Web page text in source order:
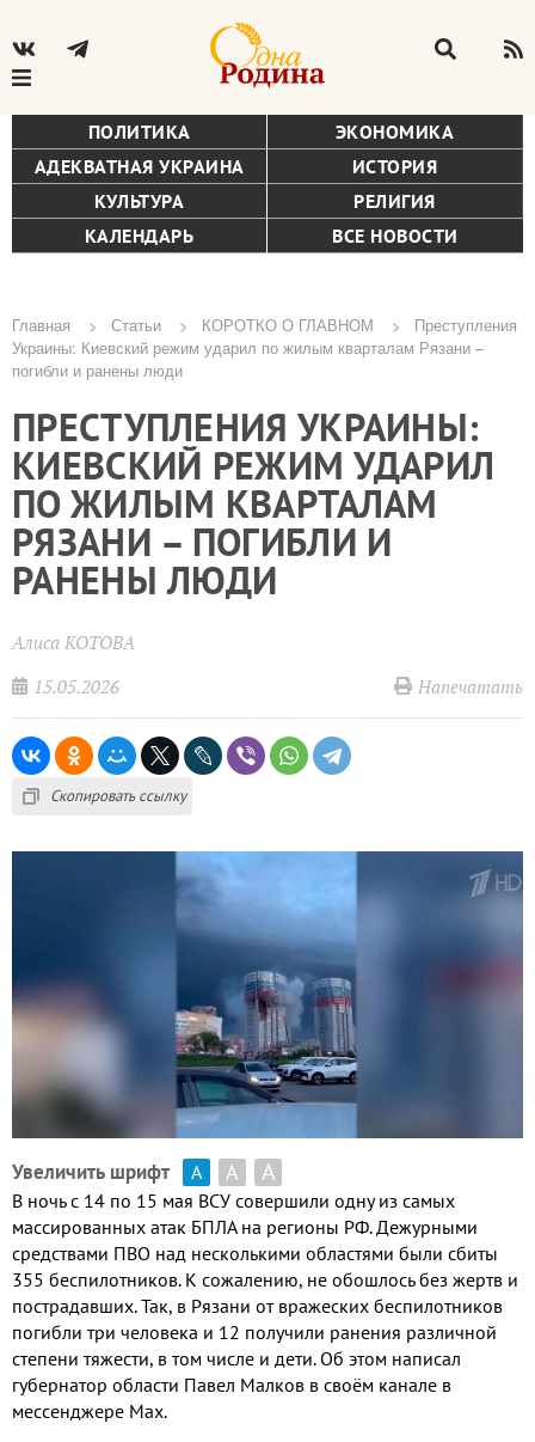
ПОЛИТИКА
ЭКОНОМИКА
АДЕКВАТНАЯ УКРАИНА
ИСТОРИЯ
КУЛЬТУРА
РЕЛИГИЯ
КАЛЕНДАРЬ
ВСЕ НОВОСТИ
Строка
навигации
Главная Статьи КОРОТКО О ГЛАВНОМ
Преступления
Украины: Киевский режим ударил по жилым кварталам Рязани –
погибли и ранены люди
ПРЕСТУПЛЕНИЯ УКРАИНЫ:
КИЕВСКИЙ РЕЖИМ УДАРИЛ
ПО ЖИЛЫМ КВАРТАЛАМ
РЯЗАНИ – ПОГИБЛИ И
РАНЕНЫ ЛЮДИ
Алиса КОТОВА
15.05.2026
Напечатать
Скопировать ссылку
Увеличить шрифт А А А
В ночь с 14 по 15 мая ВСУ совершили одну из самых
массированных атак БПЛА на регионы РФ.Дежурными
средствами ПВО над несколькими областями были сбиты
355 беспилотников. К сожалению, не обошлось без жертв и
пострадавших.Так, в Рязани от вражеских беспилотников
погибли три человека и 12 получили ранения различной
степени тяжести, в том числе и дети.Об этом написал
губернатор области Павел Малков в своём канале в
мессенджере Max.